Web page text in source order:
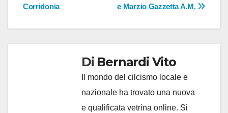
e Marzio Gazzetta A.M.
Corridonia
Di Bernardi Vito
Il mondo del cilcismo locale e
nazionale ha trovato una nuova
e qualificata vetrina online. Si